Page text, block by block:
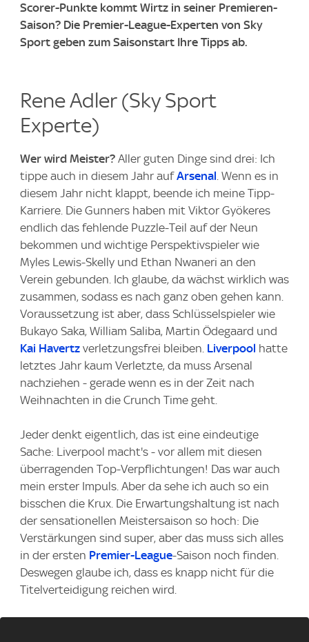
Scorer-Punkte kommt Wirtz in seiner Premieren-
Saison? Die Premier-League-Experten von Sky
Sport geben zum Saisonstart Ihre Tipps ab.
Rene Adler (Sky Sport
Experte)
Wer wird Meister? Aller guten Dinge sind drei: Ich
tippe auch in diesem Jahr aufArsenal. Wenn es in
diesem Jahr nicht klappt, beende ich meine Tipp-
Karriere. Die Gunners haben mit Viktor Gyökeres
endlich das fehlende Puzzle-Teil auf der Neun
bekommen und wichtige Perspektivspieler wie
Myles Lewis-Skelly und Ethan Nwaneri an den
Verein gebunden. Ich glaube, da wächst wirklich was
zusammen, sodass es nach ganz oben gehen kann.
Voraussetzung ist aber, dass Schlüsselspieler wie
Bukayo Saka, William Saliba, Martin Ödegaard und
Kai Havertz verletzungsfrei bleiben. Liverpool hatte
letztes Jahr kaum Verletzte, da muss Arsenal
nachziehen - gerade wenn es in der Zeit nach
Weihnachten in die Crunch Time geht.
Jeder denkt eigentlich, das ist eine eindeutige
Sache: Liverpool macht's - vor allem mit diesen
überragenden Top-Verpflichtungen! Das war auch
mein erster Impuls. Aber da sehe ich auch so ein
bisschen die Krux. Die Erwartungshaltung ist nach
der sensationellen Meistersaison so hoch: Die
Verstärkungen sind super, aber das muss sich alles
in der ersten Premier-League-Saison noch finden.
Deswegen glaube ich, dass es knapp nicht für die
Titelverteidigung reichen wird.